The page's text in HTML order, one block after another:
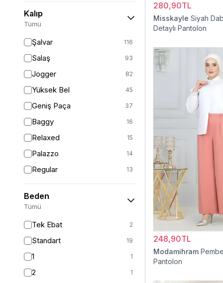
Kalıp
Tümü
Şalvar 116
Salaş 93
Jogger 82
Yüksek Bel 45
Geniş Paça 37
Baggy 16
Relaxed 15
Palazzo 14
Regular 13
Havuç 10
Straight 6
Beden
Tümü
Tek Ebat 2
Standart 19
1 1
2 1
280,90TL
Misskayle Siyah
Detaylı Pantolon
248,90TL
Modamihram
Pantolon